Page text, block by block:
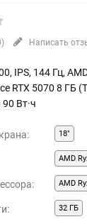
) Написать
IPS, 144 Гц,
RTX 5070 8 ГБ
Вт·ч
18"
AMD
AMD
32 ГБ